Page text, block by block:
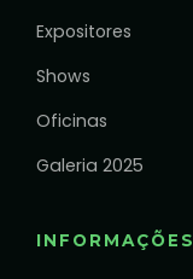
Expositores
Shows
Oficinas
Galeria 2025
INFORMAÇÕES